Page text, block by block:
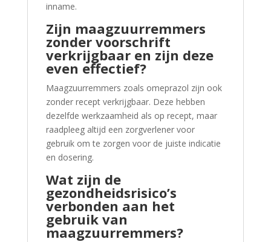
inname.
Zijn maagzuurremmers
zonder voorschrift
verkrijgbaar en zijn deze
even effectief?
Maagzuurremmers zoals omeprazol zijn ook
zonder recept verkrijgbaar. Deze hebben
dezelfde werkzaamheid als op recept, maar
raadpleeg altijd een zorgverlener voor
gebruik om te zorgen voor de juiste indicatie
en dosering.
Wat zijn de
gezondheidsrisico’s
verbonden aan het
gebruik van
maagzuurremmers?